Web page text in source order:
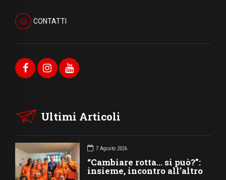
CONTATTI
Ultimi Articoli
7 Agosto 2026
“Cambiare rotta… si può?”:
insieme, incontro all’altro